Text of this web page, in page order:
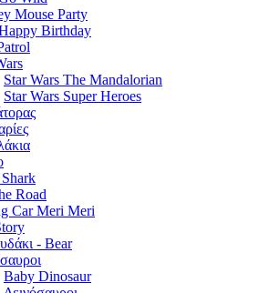
Mouse Party
Birthday
Star Wars The Mandalorian
Star Wars Super Heroes
Road
Car Meri Meri
- Bear
Baby Dinosaur